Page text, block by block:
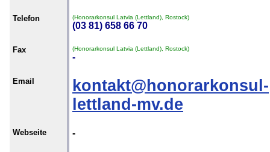
Telefon (Honorarkonsul Latvia (Lettland), Rostock)
(03 81) 658 66 70
Fax (Honorarkonsul Latvia (Lettland), Rostock)
-
Email
kontakt@honorarkonsul-
lettland-mv.de
Webseite -